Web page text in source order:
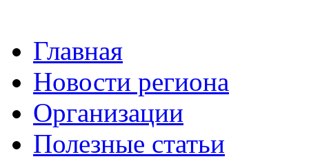
Главная
Новости региона
Организации
Полезные статьи